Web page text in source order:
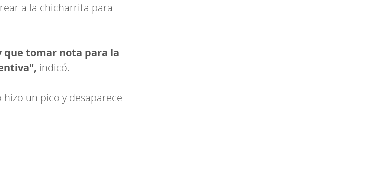
a la chicharrita para
que tomar nota para la
indicó.
un pico y desaparece